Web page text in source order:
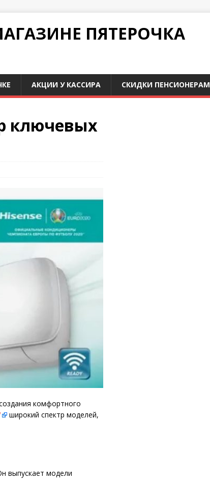
ПЯТЕРОЧКА
АКЦИИ У КАССИРА СКИДКИ ПЕНСИОНЕРАМ
ключевых
комфортного
широкий спектр моделей,
выпускает модели